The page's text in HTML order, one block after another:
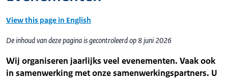
View this page in English
De inhoud van deze pagina is gecontroleerd op 8 juni 2026
Wij organiseren jaarlijks veel evenementen. Vaak ook
in samenwerking met onze samenwerkingspartners. U